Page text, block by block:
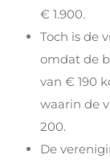
€ 1.900.
Toch is de
omdat de
van € 190
waarin de
200.
De